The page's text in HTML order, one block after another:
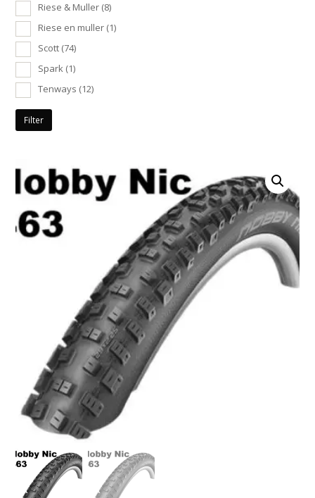
Riese & Muller (8)
Riese en muller (1)
Scott (74)
Spark (1)
Tenways (12)
Filter